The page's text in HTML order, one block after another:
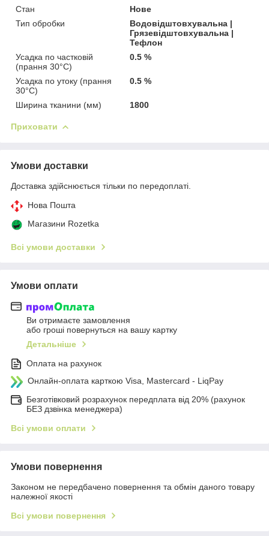
Стан
Нове
Тип обробки
Водовідштовхувальна |
Грязевідштовхувальна |
Тефлон
Усадка по частковій
(прання 30°C)
0.5 %
Усадка по утоку (прання
30°C)
0.5 %
Ширина тканини (мм) 1800
Приховати
Умови доставки
Доставка здійснюється тільки по передоплаті.
Нова Пошта
Магазини Rozetka
Всі умови доставки
Умови оплати
Ви отримаєте замовлення
або гроші повернуться на вашу картку
Детальніше
Оплата на рахунок
Онлайн-оплата карткою Visa, Mastercard - LiqPay
Безготівковий розрахунок передплата від 20% (рахунок
БЕЗ дзвінка менеджера)
Всі умови оплати
Умови повернення
Законом не передбачено повернення та обмін даного товару
належної якості
Всі умови повернення